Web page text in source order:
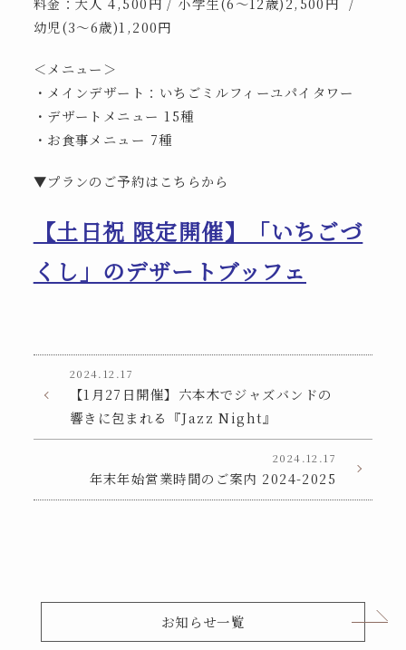
幼児(3～6歳)1,200円
＜メニュー＞
・メインデザート：いちごミルフィーユパイタワー
・デザートメニュー 15種
・お食事メニュー 7種
▼プランのご予約はこちらから
【土日祝 限定開催】「いちごづ
くし」のデザートブッフェ
2024.12.17
【1月27日開催】六本木でジャズバンドの
響きに包まれる『Jazz Night』
2024.12.17
年末年始営業時間のご案内 2024-2025
お知らせ一覧